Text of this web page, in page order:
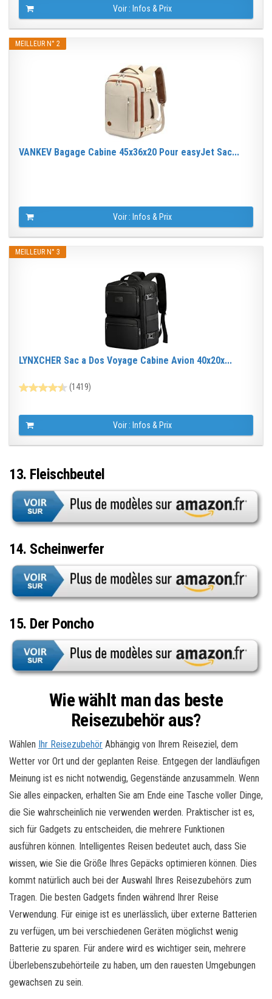
Voir : Infos & Prix
MEILLEUR N° 2
VANKEV Bagage Cabine 45x36x20 Pour easyJet Sac...
Voir : Infos & Prix
MEILLEUR N° 3
LYNXCHER Sac a Dos Voyage Cabine Avion 40x20x...
(1419)
Voir : Infos & Prix
13. Fleischbeutel
14. Scheinwerfer
15. Der Poncho
Wie wählt man das beste
Reisezubehör aus?
Wählen Ihr Reisezubehör Abhängig von Ihrem Reiseziel, dem
Wetter vor Ort und der geplanten Reise. Entgegen der landläufigen
Meinung ist es nicht notwendig, Gegenstände anzusammeln. Wenn
Sie alles einpacken, erhalten Sie am Ende eine Tasche voller Dinge,
die Sie wahrscheinlich nie verwenden werden. Praktischer ist es,
sich für Gadgets zu entscheiden, die mehrere Funktionen
ausführen können. Intelligentes Reisen bedeutet auch, dass Sie
wissen, wie Sie die Größe Ihres Gepäcks optimieren können. Dies
kommt natürlich auch bei der Auswahl Ihres Reisezubehörs zum
Tragen. Die besten Gadgets finden während Ihrer Reise
Verwendung. Für einige ist es unerlässlich, über externe Batterien
zu verfügen, um bei verschiedenen Geräten möglichst wenig
Batterie zu sparen. Für andere wird es wichtiger sein, mehrere
Überlebenszubehörteile zu haben, um den rauesten Umgebungen
gewachsen zu sein.